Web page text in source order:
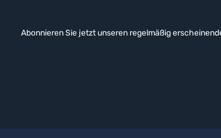
Abonnieren Sie jetzt unseren regelmäßig